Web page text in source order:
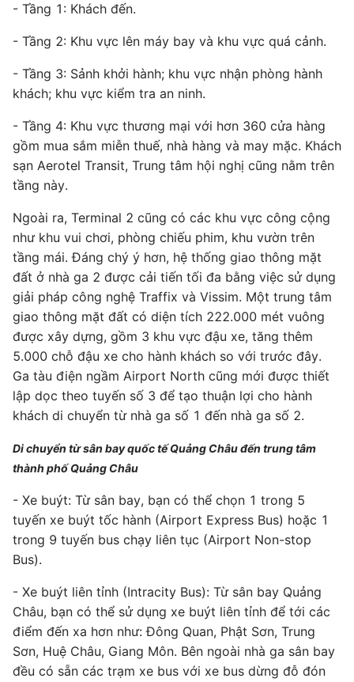
- Tầng 1: Khách đến.
- Tầng 2: Khu vực lên máy bay và khu vực quá cảnh.
- Tầng 3: Sảnh khởi hành; khu vực nhận phòng hành
khách; khu vực kiểm tra an ninh.
- Tầng 4: Khu vực thương mại với hơn 360 cửa hàng
gồm mua sắm miễn thuế, nhà hàng và may mặc. Khách
sạn Aerotel Transit, Trung tâm hội nghị cũng nằm trên
tầng này.
Ngoài ra, Terminal 2 cũng có các khu vực công cộng
như khu vui chơi, phòng chiếu phim, khu vườn trên
tầng mái. Đáng chý ý hơn, hệ thống giao thông mặt
đất ở nhà ga 2 được cải tiến tối đa bằng việc sử dụng
giải pháp công nghệ Traffix và Vissim. Một trung tâm
giao thông mặt đất có diện tích 222.000 mét vuông
được xây dựng, gồm 3 khu vực đậu xe, tăng thêm
5.000 chỗ đậu xe cho hành khách so với trước đây.
Ga tàu điện ngầm Airport North cũng mới được thiết
lập dọc theo tuyến số 3 để tạo thuận lợi cho hành
khách di chuyển từ nhà ga số 1 đến nhà ga số 2.
Di chuyển từ sân bay quốc tế Quảng Châu đến trung tâm
thành phố Quảng Châu
- Xe buýt: Từ sân bay, bạn có thể chọn 1 trong 5
tuyến xe buýt tốc hành (Airport Express Bus) hoặc 1
trong 9 tuyến bus chạy liên tục (Airport Non-stop
Bus).
- Xe buýt liên tỉnh (Intracity Bus): Từ sân bay Quảng
Châu, bạn có thể sử dụng xe buýt liên tỉnh để tới các
điểm đến xa hơn như: Đông Quan, Phật Sơn, Trung
Sơn, Huệ Châu, Giang Môn. Bên ngoài nhà ga sân bay
đều có sẵn các trạm xe bus với xe bus dừng đỗ đón